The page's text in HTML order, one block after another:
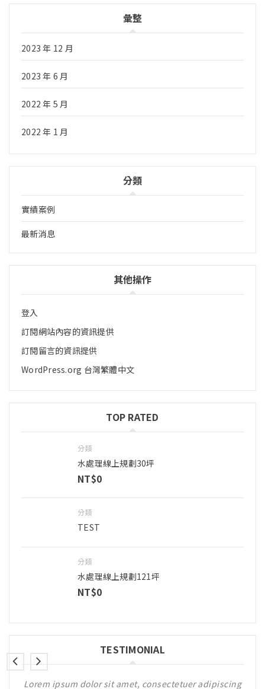
彙整
2023 年 12 月
2023 年 6 月
2022 年 5 月
2022 年 1 月
分類
實績案例
最新消息
其他操作
登入
訂閱網站內容的資訊提供
訂閱留言的資訊提供
WordPress.org 台灣繁體中文
TOP RATED
分類
水處理線上規劃30坪
NT$0
分類
TEST
分類
水處理線上規劃121坪
NT$0
TESTIMONIAL
Lorem ipsum dolor sit amet, consectetuer adipiscing